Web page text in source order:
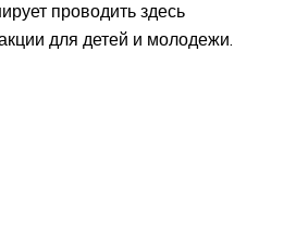
проводить здесь
для детей и молодежи.